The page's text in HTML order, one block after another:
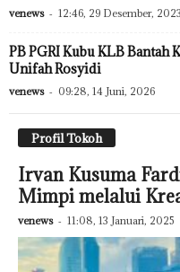
venews - 12:46, 29 Desember, 2023
PB PGRI Kubu KLB
Unifah Rosyidi
venews - 09:28, 14 Juni, 2026
Profil Tokoh
Irvan Kusuma
Mimpi melalui
venews - 11:08, 13 Januari, 2025